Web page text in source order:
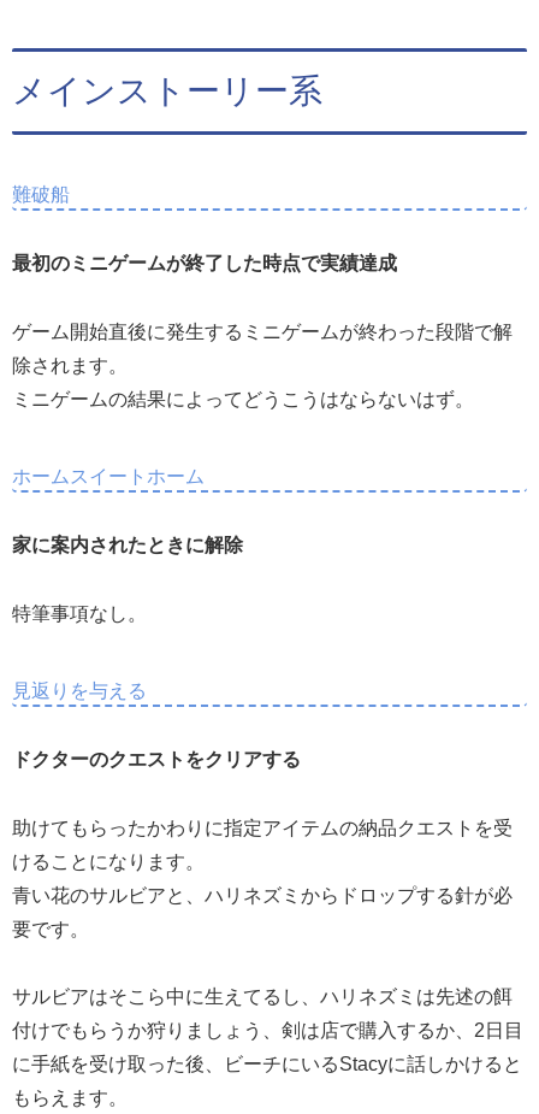
メインストーリー系
難破船
最初のミニゲームが終了した時点で実績達成
ゲーム開始直後に発生するミニゲームが終わった段階で解
除されます。
ミニゲームの結果によってどうこうはならないはず。
ホームスイートホーム
家に案内されたときに解除
特筆事項なし。
見返りを与える
ドクターのクエストをクリアする
助けてもらったかわりに指定アイテムの納品クエストを受
けることになります。
青い花のサルビアと、ハリネズミからドロップする針が必
要です。
サルビアはそこら中に生えてるし、ハリネズミは先述の餌
付けでもらうか狩りましょう、剣は店で購入するか、2日目
に手紙を受け取った後、ビーチにいるStacyに話しかけると
もらえます。